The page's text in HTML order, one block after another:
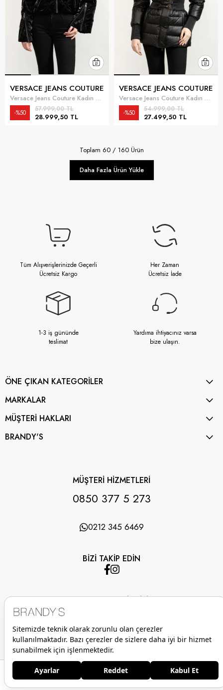
VERSACE JEANS COUTURE
Versace Jeans Couture Kadın Mont Siyah
28.999,50 TL
57.999,00 TL
%50
VERSACE JEANS COUTURE
Versace Jeans Couture Kadın Mont Siyah
27.499,50 TL
54.999,00 TL
%50
Toplam 60/ 160Ürün
Daha Fazla Ürün Yükle
Tüm Alışverişlerinizde Geçerli
Ücretsiz Kargo
Her Zaman
Ücretsiz İade
1-3 iş gününde
teslimat
Yardıma ihtiyacınız varsa
bize ulaşın.
ÖNE ÇIKAN KATEGORİLER
MARKALAR
MÜŞTERİ HAKLARI
BRANDY'S
MÜŞTERİ HİZMETLERİ
0850 377 5 273
0212 345 6469
BİZİ TAKİP EDİN
UYGULAMAMIZI İNDİRİN
Anasayfa Favorilerim Sepetim Üye Girişi